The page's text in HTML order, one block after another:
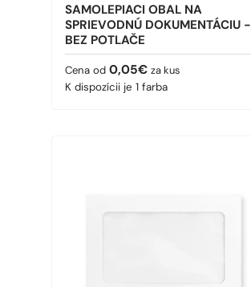
SAMOLEPIACI OBAL NA
SPRIEVODNÚ DOKUMENTÁCIU -
BEZ POTLAČE
Bežná cena
Cena od 0,05€ za kus
K dispozícii je 1 farba